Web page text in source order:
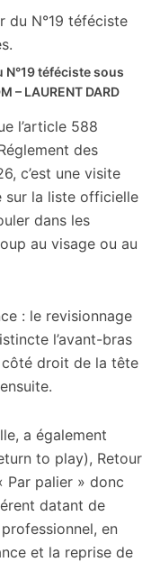
N°19 téféciste sous
– LAURENT DARD
l’article 588
des
c’est une visite
sur la liste officielle
dans les
au visage ou au
: le revisionnage
l’avant-bras
droit de la tête
a également
to play), Retour
Par palier » donc
datant de
en
et la reprise de